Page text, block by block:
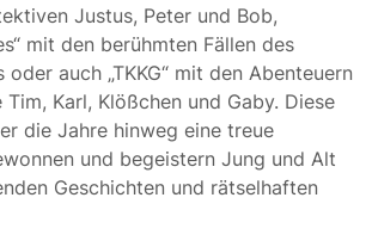
Justus, Peter und Bob,
mit den berühmten Fällen des
auch „TKKG“ mit den Abenteuern
Karl, Klößchen und Gaby. Diese
die Jahre hinweg eine treue
und begeistern Jung und Alt
Geschichten und rätselhaften